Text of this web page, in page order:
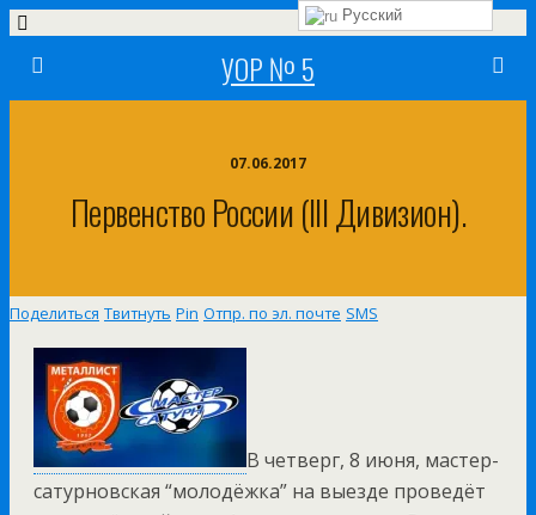
УОР № 5
07.06.2017
Первенство России (III Дивизион).
Поделиться Твитнуть Pin Отпр. по эл. почте SMS
В четверг, 8 июня, мастер-
сатурновская “молодёжка” на выезде проведёт
Русский